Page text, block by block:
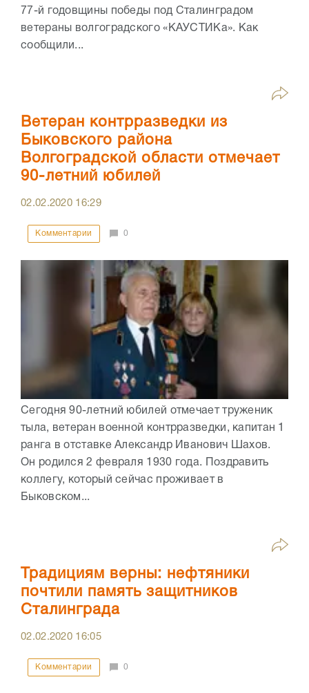
77-й годовщины победы под Сталинградом
ветераны волгоградского «КАУСТИКа». Как
сообщили...
Ветеран контрразведки из
Быковского района
Волгоградской области отмечает
90-летний юбилей
02.02.2020 16:29
Комментарии 0
Сегодня 90-летний юбилей отмечает труженик
тыла, ветеран военной контрразведки, капитан 1
ранга в отставке Александр Иванович Шахов.
Он родился 2 февраля 1930 года. Поздравить
коллегу, который сейчас проживает в
Быковском...
Традициям верны: нефтяники
почтили память защитников
Сталинграда
02.02.2020 16:05
Комментарии 0